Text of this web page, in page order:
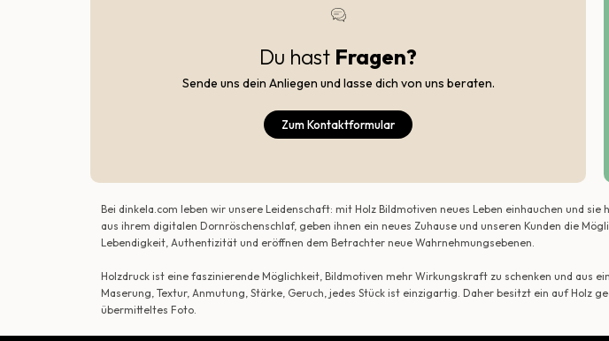
Du hast Fragen?
Sende uns dein Anliegen und lasse dich von uns beraten.
Zum Kontaktformular
Bei dinkela.com leben wir unsere Leidenschaft: mit Holz Bildmotiven neues Leben einhauchen und
aus ihrem digitalen Dornröschenschlaf, geben ihnen ein neues Zuhause und unseren Kunden die
Lebendigkeit, Authentizität und eröffnen dem Betrachter neue Wahrnehmungsebenen.
Holzdruck ist eine faszinierende Möglichkeit, Bildmotiven mehr Wirkungskraft zu schenken und aus
Maserung, Textur, Anmutung, Stärke, Geruch, jedes Stück ist einzigartig. Daher besitzt ein auf
übermitteltes Foto.